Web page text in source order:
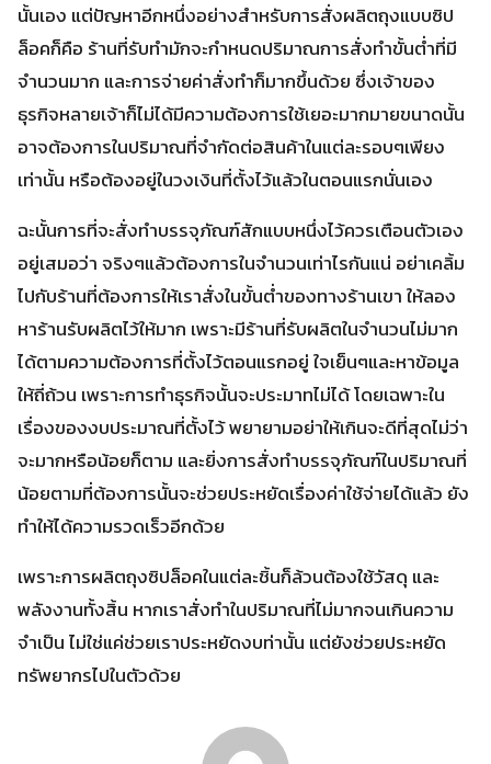
นั้นเอง แต่ปัญหาอีกหนึ่งอย่างสำหรับการสั่งผลิตถุงแบบซิป
ล็อคก็คือ ร้านที่รับทำมักจะกำหนดปริมาณการสั่งทำขั้นต่ำที่มี
จำนวนมาก และการจ่ายค่าสั่งทำก็มากขึ้นด้วย ซึ่งเจ้าของ
ธุรกิจหลายเจ้าก็ไม่ได้มีความต้องการใช้เยอะมากมายขนาดนั้น
อาจต้องการในปริมาณที่จำกัดต่อสินค้าในแต่ละรอบๆเพียง
เท่านั้น หรือต้องอยู่ในวงเงินที่ตั้งไว้แล้วในตอนแรกนั่นเอง
ฉะนั้นการที่จะสั่งทำบรรจุภัณฑ์สักแบบหนึ่งไว้ควรเตือนตัวเอง
อยู่เสมอว่า จริงๆแล้วต้องการในจำนวนเท่าไรกันแน่ อย่าเคลิ้ม
ไปกับร้านที่ต้องการให้เราสั่งในขั้นต่ำของทางร้านเขา ให้ลอง
หาร้านรับผลิตไว้ให้มาก เพราะมีร้านที่รับผลิตในจำนวนไม่มาก
ได้ตามความต้องการที่ตั้งไว้ตอนแรกอยู่ ใจเย็นๆและหาข้อมูล
ให้ถี่ถ้วน เพราะการทำธุรกิจนั้นจะประมาทไม่ได้ โดยเฉพาะใน
เรื่องของงบประมาณที่ตั้งไว้ พยายามอย่าให้เกินจะดีที่สุดไม่ว่า
จะมากหรือน้อยก็ตาม และยิ่งการสั่งทำบรรจุภัณฑ์ในปริมาณที่
น้อยตามที่ต้องการนั้นจะช่วยประหยัดเรื่องค่าใช้จ่ายได้แล้ว ยัง
ทำให้ได้ความรวดเร็วอีกด้วย
เพราะการผลิตถุงซิปล็อคในแต่ละชิ้นก็ล้วนต้องใช้วัสดุ และ
พลังงานทั้งสิ้น หากเราสั่งทำในปริมาณที่ไม่มากจนเกินความ
จำเป็น ไม่ใช่แค่ช่วยเราประหยัดงบท่านั้น แต่ยังช่วยประหยัด
ทรัพยากรไปในตัวด้วย